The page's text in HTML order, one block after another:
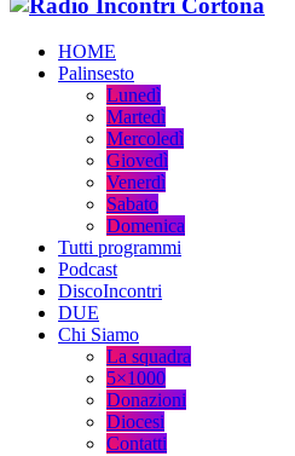
HOME
Palinsesto
Lunedì
Martedì
Mercoledì
Giovedì
Venerdì
Sabato
Domenica
Tutti programmi
Podcast
DiscoIncontri
DUE
Chi Siamo
La squadra
5×1000
Donazioni
Diocesi
Contatti